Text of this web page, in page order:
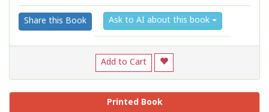
Share this Book Ask to AI about this book
Add to Cart
Printed Book